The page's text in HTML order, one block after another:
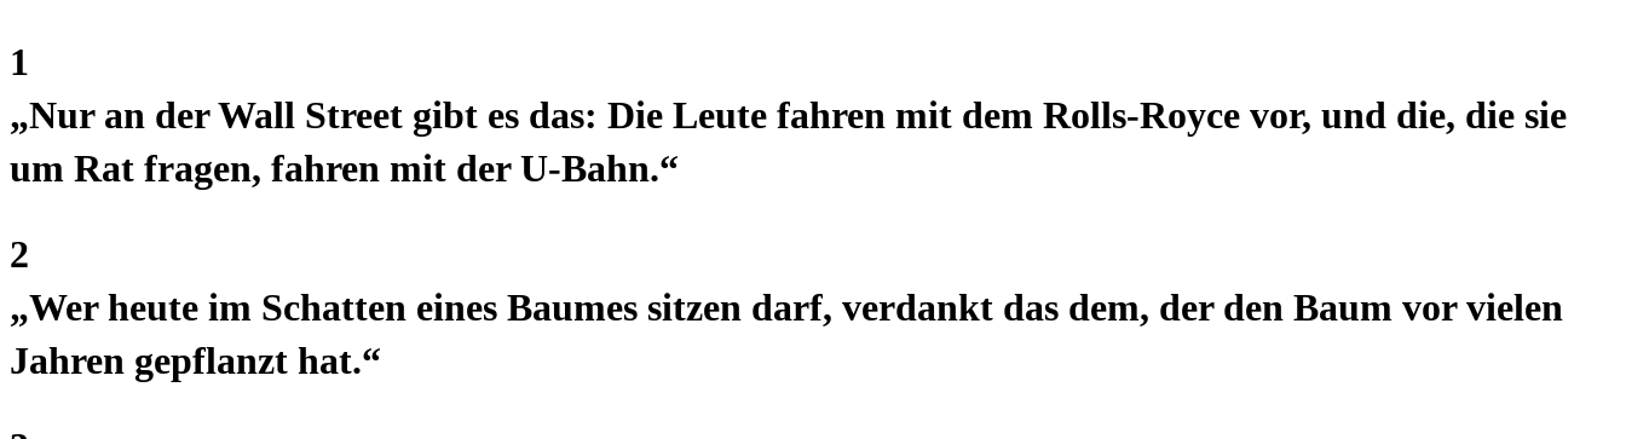
1
„Nur an der Wall Street gibt es das: Die Leute fahren mit dem Rolls-Royce vor, und die, die sie
um Rat fragen, fahren mit der U-Bahn.“
2
„Wer heute im Schatten eines Baumes sitzen darf, verdankt das dem, der den Baum vor vielen
Jahren gepflanzt hat.“